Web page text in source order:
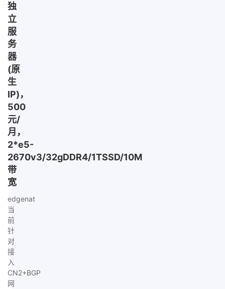
独
立
服
务
器
(原
生
IP)，
500
元/
月，
2*e5-
2670v3/32gDDR4/1TSSD/10M
带
宽
edgenat
当
前
针
对
接
入
CN2+BGP
网